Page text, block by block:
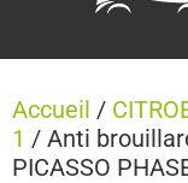
Accueil /
1 / Anti
PICASSO